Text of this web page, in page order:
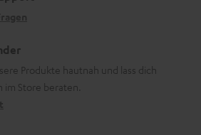
Produkte hautnah und lass dich
im Store beraten.